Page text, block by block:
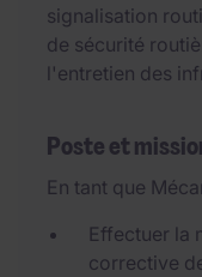
signalisation
de sécurité
l'entretien des
Poste et
En tant que
Effectuer la
corrective